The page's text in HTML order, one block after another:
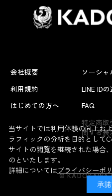
会社概要
利用規約
はじめての方へ
ソーシャ
LINE ID
FAQ
特定商取
関する表
© KADOKAWA
当サイトでは利用体験の向上お
ラフィックの分析を目的として
サイトの閲覧を継続された場合
のといたします。
詳細についてはプライバシーポ
承